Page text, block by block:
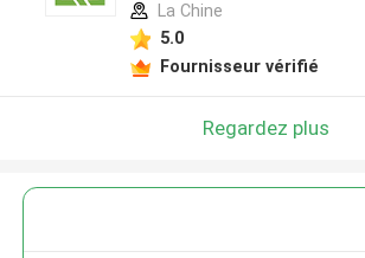
La Chine
5.0
Fournisseur vérifié
Regardez plus